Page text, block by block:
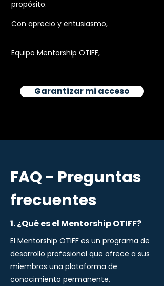
propósito.
Con aprecio y entusiasmo,
Equipo Mentorship OTIFF,
Garantizar mi acceso
FAQ - Preguntas
frecuentes
1. ¿Qué es el Mentorship OTIFF?
El Mentorship OTIFF es un programa de
desarrollo profesional que ofrece a sus
miembros una plataforma de
conocimiento permanente,